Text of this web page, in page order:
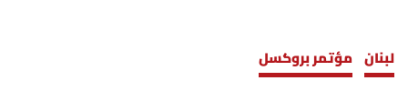
لبنان مؤتمر بروكسل